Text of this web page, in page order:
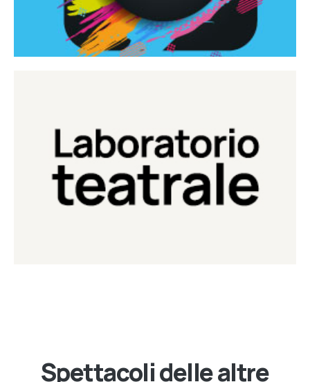
Laboratorio Teatrale
Laboratorio di teatro del Teatro Eduardo de Filippo
Continua
Spettacoli delle altre